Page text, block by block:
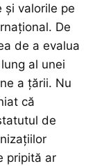
și valorile pe
De
de a evalua
al unei
a țării. Nu
că
de
pripită ar